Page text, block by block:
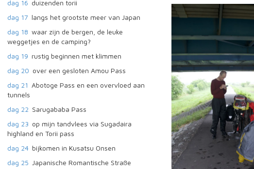
dag 16 duizenden torii
dag 17 langs het grootste meer van Japan
dag 18 waar zijn de bergen, de leuke
weggetjes en de camping?
dag 19 rustig beginnen met klimmen
dag 20 over een gesloten Amou Pass
dag 21 Abotoge Pass en een overvloed aan
tunnels
dag 22 Sarugababa Pass
dag 23 op mijn tandvlees via Sugadaira
highland en Torii pass
dag 24 bijkomen in Kusatsu Onsen
dag 25 Japanische Romantische Straße